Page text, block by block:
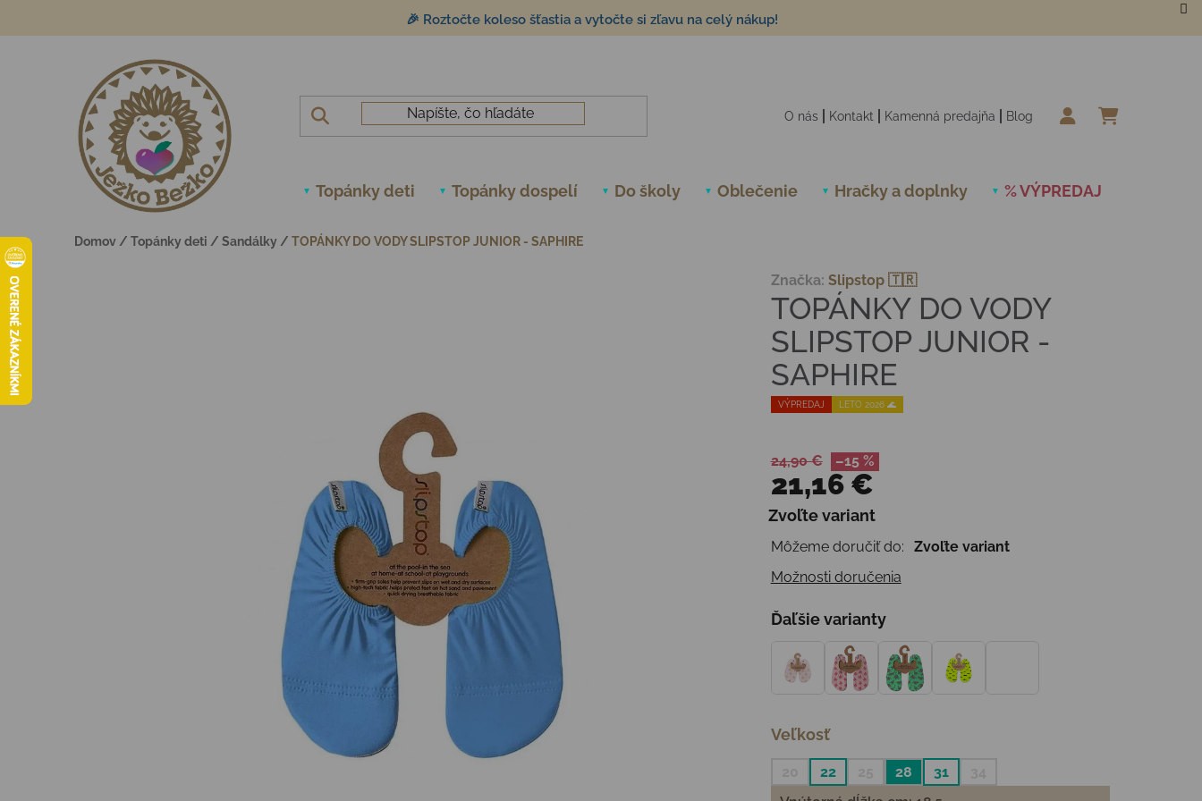
🎉 Roztočte koleso šťastia a vytočte si zľavu na celý nákup!
O nás Kontakt Kamenná predajňa Blog
Topánky deti Topánky dospelí Do školy Oblečenie Hračky a doplnky % VÝPREDAJ
Domov / Topánky deti / Sandálky / TOPÁNKY DO VODY SLIPSTOP JUNIOR - SAPHIRE
VÝPREDAJ LETO 2026 🌊
TOPÁNKY DO VODY
SLIPSTOP JUNIOR -
SAPHIRE
Značka: Slipstop 🇹🇷
24,90 € –15 %
21,16 €
Jednotková cena:
Zvoľte variant
Môžeme doručiť do:
Zvoľte variant
Možnosti doručenia
Ďaľšie varianty
Veľkosť
22 28 31